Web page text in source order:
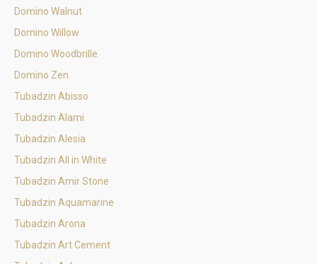
Domino Walnut
Domino Willow
Domino Woodbrille
Domino Zen
Tubadzin Abisso
Tubadzin Alami
Tubadzin Alesia
Tubadzin All in White
Tubadzin Amir Stone
Tubadzin Aquamarine
Tubadzin Arona
Tubadzin Art Cement